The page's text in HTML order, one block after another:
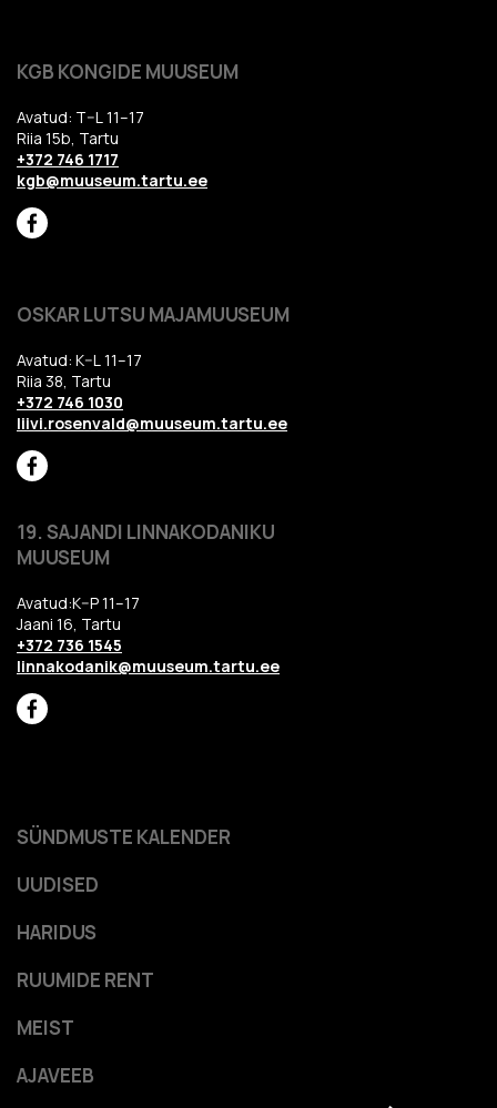
KGB KONGIDE MUUSEUM
Avatud: T–L 11–17
Riia 15b, Tartu
+372 746 1717
kgb@muuseum.tartu.ee
OSKAR LUTSU MAJAMUUSEUM
Avatud: K–L 11–17
Riia 38, Tartu
+372 746 1030
liivi.rosenvald@muuseum.tartu.ee
19. SAJANDI LINNAKODANIKU
MUUSEUM
Avatud:K–P 11–17
Jaani 16, Tartu
+372 736 1545
linnakodanik@muuseum.tartu.ee
HARIDUS
RUUMIDE RENT
MEIST
AJAVEEB
SÜNDMUSTE KALENDER
UUDISED